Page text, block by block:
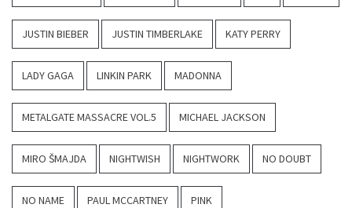
JUSTIN BIEBER JUSTIN TIMBERLAKE KATY PERRY
LADY GAGA LINKIN PARK MADONNA
METALGATE MASSACRE VOL.5 MICHAEL JACKSON
MIRO ŠMAJDA NIGHTWISH NIGHTWORK NO DOUBT
NO NAME PAUL MCCARTNEY PINK